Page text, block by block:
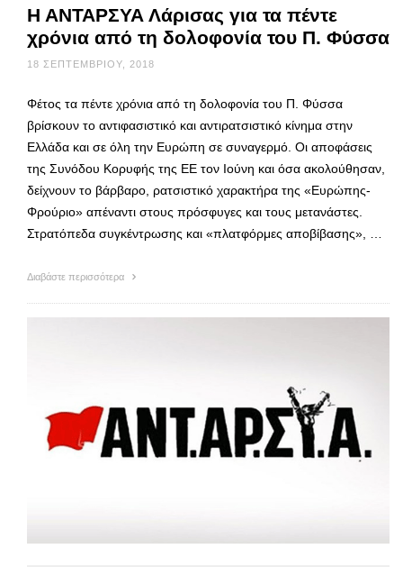
Η ΑΝΤΑΡΣΥΑ Λάρισας για τα πέντε
χρόνια από τη δολοφονία του Π. Φύσσα
18 ΣΕΠΤΕΜΒΡΊΟΥ, 2018
Φέτος τα πέντε χρόνια από τη δολοφονία του Π. Φύσσα
βρίσκουν το αντιφασιστικό και αντιρατσιστικό κίνημα στην
Ελλάδα και σε όλη την Ευρώπη σε συναγερμό. Οι αποφάσεις
της Συνόδου Κορυφής της ΕΕ τον Ιούνη και όσα ακολούθησαν,
δείχνουν το βάρβαρο, ρατσιστικό χαρακτήρα της «Ευρώπης-
Φρούριο» απέναντι στους πρόσφυγες και τους μετανάστες.
Στρατόπεδα συγκέντρωσης και «πλατφόρμες αποβίβασης», …
Διαβάστε περισσότερα